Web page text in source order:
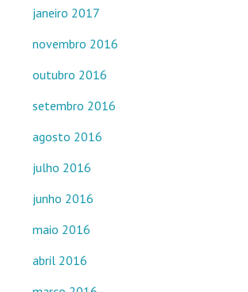
janeiro 2017
novembro 2016
outubro 2016
setembro 2016
agosto 2016
julho 2016
junho 2016
maio 2016
abril 2016